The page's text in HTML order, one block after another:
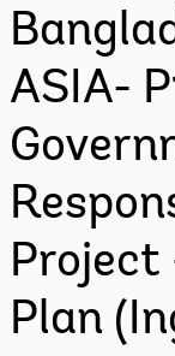
ASIA-
Project
Plan